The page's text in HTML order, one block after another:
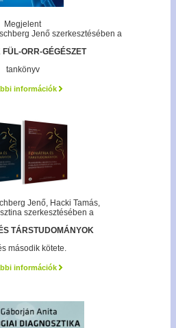
Megjelent
Jenő szerkesztésében a
ORR-GÉGÉSZET
tankönyv
információk
Jenő, Hacki Tamás,
szerkesztésében a
TÁRSTUDOMÁNYOK
második kötete.
információk